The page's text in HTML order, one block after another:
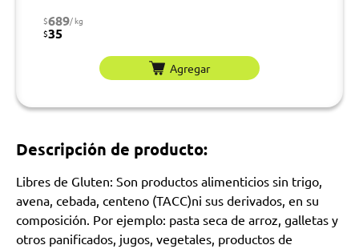
$689/ kg
$35
Agregar
Descripción de producto:
Libres de Gluten: Son productos alimenticios sin trigo,
avena, cebada, centeno (TACC)ni sus derivados, en su
composición. Por ejemplo: pasta seca de arroz, galletas y
otros panificados, jugos, vegetales, productos de